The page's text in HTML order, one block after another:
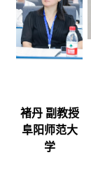
褚丹 副教授
阜阳师范大
学